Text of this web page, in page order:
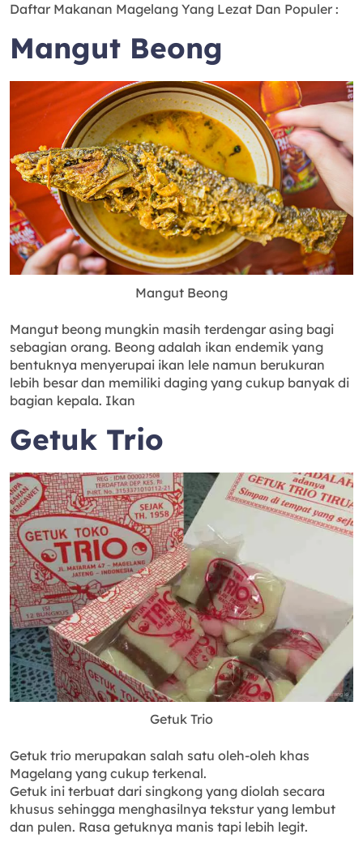
Daftar Makanan Magelang Yang Lezat Dan Populer :
Mangut Beong
Mangut Beong
Mangut beong mungkin masih terdengar asing bagi
sebagian orang. Beong adalah ikan endemik yang
bentuknya menyerupai ikan lele namun berukuran
lebih besar dan memiliki daging yang cukup banyak di
bagian kepala. Ikan
Getuk Trio
Getuk Trio
Getuk trio merupakan salah satu oleh-oleh khas
Magelang yang cukup terkenal.
Getuk ini terbuat dari singkong yang diolah secara
khusus sehingga menghasilnya tekstur yang lembut
dan pulen. Rasa getuknya manis tapi lebih legit.